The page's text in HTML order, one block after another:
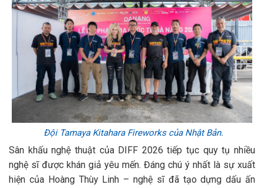
Đội Tamaya Kitahara Fireworks của Nhật Bản.
Sân khấu nghệ thuật của DIFF 2026 tiếp tục quy tụ nhiều
nghệ sĩ được khán giả yêu mến. Đáng chú ý nhất là sự xuất
hiện của Hoàng Thùy Linh – nghệ sĩ đã tạo dựng dấu ấn